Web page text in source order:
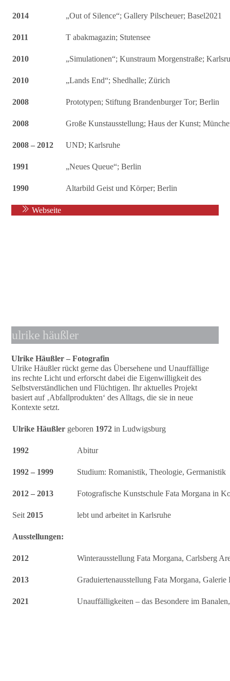
2014 „Out of Silence“; Gallery Pilscheuer; Basel2021
2011 T abakmagazin; Stutensee
2010 „Simulationen“; Kunstraum Morgenstraße;
2010 „Lands End“; Shedhalle; Zürich
2008 Prototypen; Stiftung Brandenburger Tor; Berlin
2008 Große Kunstausstellung; Haus der Kunst;
2008 – 2012 UND; Karlsruhe
1991 „Neues Queue“; Berlin
1990 Altarbild Geist und Körper; Berlin
Webseite
ulrike häußler
Ulrike Häußler – Fotografin
Ulrike Häußler rückt gerne das Übersehene und Unauffällige
ins rechte Licht und erforscht dabei die Eigenwilligkeit des
Selbstverständlichen und Flüchtigen. Ihr aktuelles Projekt
basiert auf ‚Abfallprodukten‘ des Alltags, die sie in neue
Kontexte setzt.
Ulrike Häußler geboren 1972 in Ludwigsburg
1992 Abitur
1992 – 1999 Studium: Romanistik, Theologie, Germanistik
2012 – 2013 Fotografische Kunstschule Fata Morgana in
Seit2015 lebt und arbeitet in Karlsruhe
Ausstellungen:
2012 Winterausstellung Fata Morgana, Carlsberg
2013 Graduiertenausstellung Fata Morgana,
2021 Unauffälligkeiten – das Besondere im